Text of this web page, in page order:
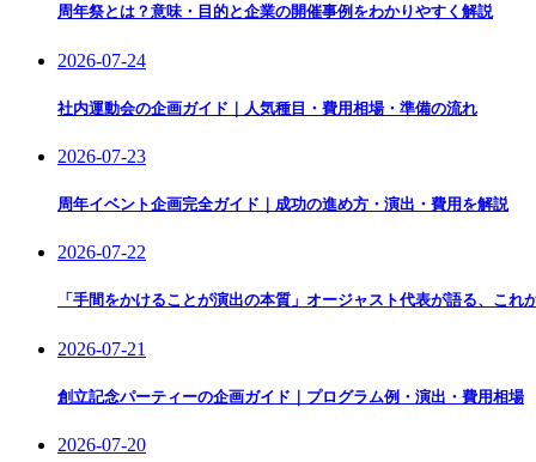
周年祭とは？意味・目的と企業の開催事例をわかりやすく解説
2026-07-24
社内運動会の企画ガイド｜人気種目・費用相場・準備の流れ
2026-07-23
周年イベント企画完全ガイド｜成功の進め方・演出・費用を解説
2026-07-22
「手間をかけることが演出の本質」オージャスト代表が語る、これ
2026-07-21
創立記念パーティーの企画ガイド｜プログラム例・演出・費用相場
2026-07-20